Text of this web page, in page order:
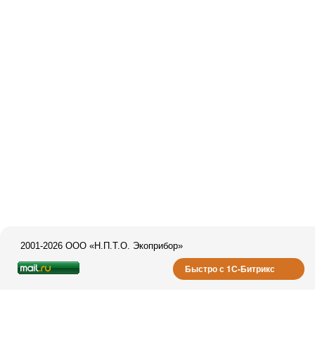
2001-2026 ООО «Н.П.Т.О. Экоприбор»
Быстро с 1С-Битрикс